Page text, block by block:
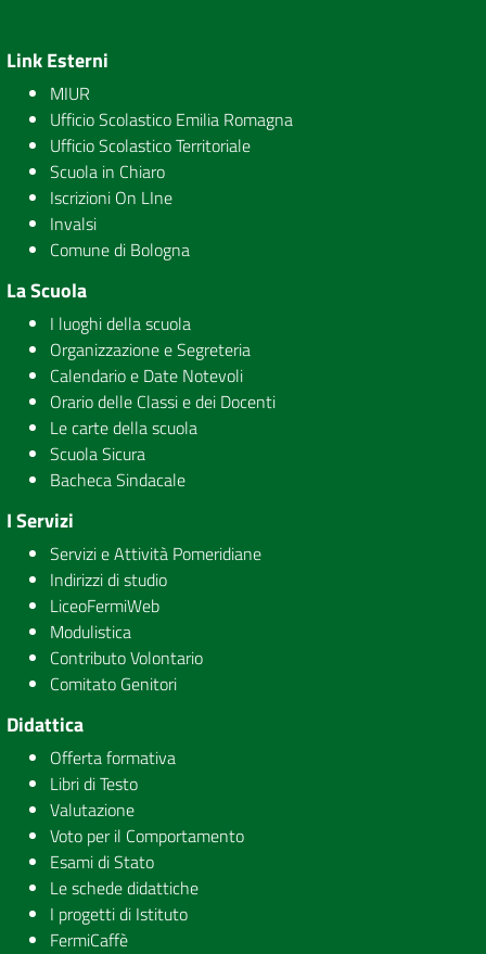
Link Esterni
MIUR
Ufficio Scolastico Emilia Romagna
Ufficio Scolastico Territoriale
Scuola in Chiaro
Iscrizioni On LIne
Invalsi
Comune di Bologna
La Scuola
I luoghi della scuola
Organizzazione e Segreteria
Calendario e Date Notevoli
Orario delle Classi e dei Docenti
Le carte della scuola
Scuola Sicura
Bacheca Sindacale
I Servizi
Servizi e Attività Pomeridiane
Indirizzi di studio
LiceoFermiWeb
Modulistica
Contributo Volontario
Comitato Genitori
Didattica
Offerta formativa
Libri di Testo
Valutazione
Voto per il Comportamento
Esami di Stato
Le schede didattiche
I progetti di Istituto
FermiCaffè